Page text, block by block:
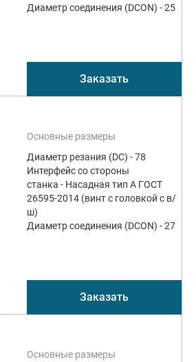
Диаметр соединения (DCON) - 25
Заказать
Основные размеры
Диаметр резания (DC) - 78
Интерфейс со стороны
станка - Насадная тип А ГОСТ
26595-2014 (винт с головкой с в/
ш)
Диаметр соединения (DCON) - 27
Заказать
Основные размеры